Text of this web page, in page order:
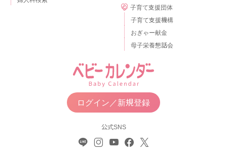
子育て支援団体
子育て支援機構
おぎゃー献金
母子栄養懇話会
ログイン／新規登録
公式SNS